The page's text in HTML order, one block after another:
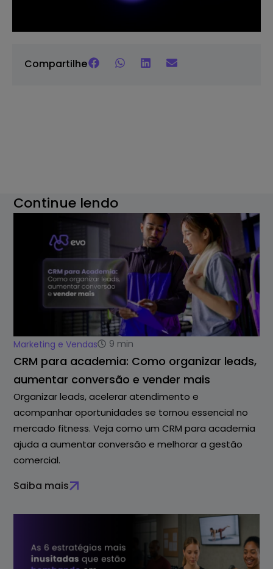
Compartilhe
Continue lendo
Marketing e Vendas 9 min
CRM para academia: Como organizar leads,
aumentar conversão e vender mais
Organizar leads, acelerar atendimento e
acompanhar oportunidades se tornou essencial no
mercado fitness. Veja como um CRM para academia
ajuda a aumentar conversão e melhorar a gestão
comercial.
Saiba mais